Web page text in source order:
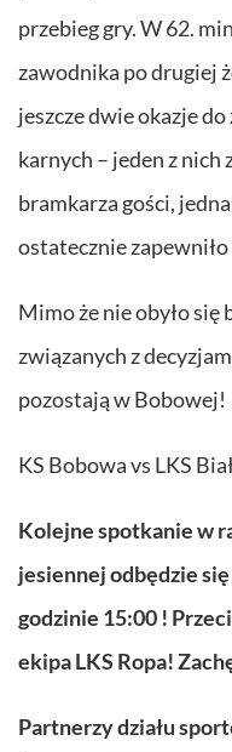
przebieg gry. W 62.
zawodnika po drugiej
jeszcze dwie okazje
karnych – jeden z nich
bramkarza gości,
ostatecznie
Mimo że nie obyło
związanych z
pozostają w Bobowej!
KS Bobowa vs LKS
Kolejne spotkanie w
jesiennej odbędzie
godzinie 15:00 !
ekipa LKS Ropa!
Partnerzy działu